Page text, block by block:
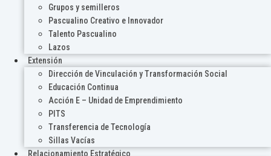
Grupos y semilleros
Pascualino Creativo e Innovador
Talento Pascualino
Lazos
Extensión
Dirección de Vinculación y Transformación Social
Educación Continua
Acción E – Unidad de Emprendimiento
PITS
Transferencia de Tecnología
Sillas Vacías
Relacionamiento Estratégico